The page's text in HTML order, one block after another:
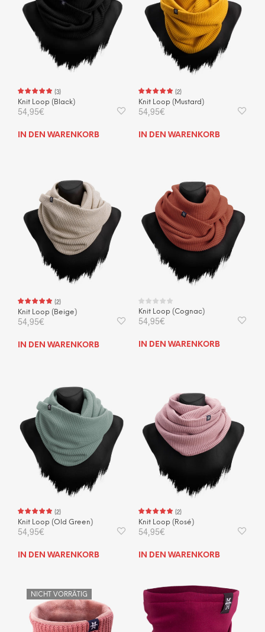
(3)
Knit Loop (Black)
54,95€
IN DEN WARENKORB
(2)
Knit Loop (Mustard)
54,95€
IN DEN WARENKORB
(2)
Knit Loop (Beige)
54,95€
IN DEN WARENKORB
Knit Loop (Cognac)
54,95€
IN DEN WARENKORB
(2)
Knit Loop (Old Green)
54,95€
IN DEN WARENKORB
(2)
Knit Loop (Rosé)
54,95€
IN DEN WARENKORB
NICHT VORRÄTIG NICHT VORRÄTIG